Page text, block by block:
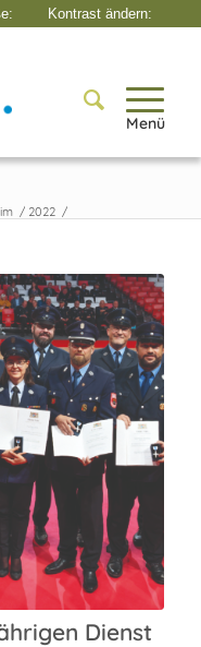
Menü
/ 2022 /
Dienst